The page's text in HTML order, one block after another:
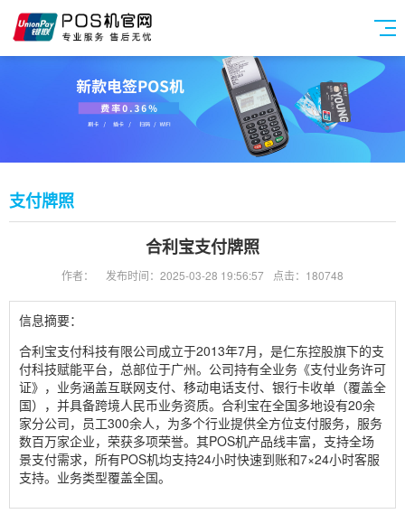
支付牌照
合利宝支付牌照
作者： 发布时间：2025-03-28 19:56:57 点击：180748
信息摘要：
合利宝支付科技有限公司成立于2013年7月，是仁东控股旗下的支
付科技赋能平台，总部位于广州。公司持有全业务《支付业务许可
证》，业务涵盖互联网支付、移动电话支付、银行卡收单（覆盖全
国），并具备跨境人民币业务资质。合利宝在全国多地设有20余
家分公司，员工300余人，为多个行业提供全方位支付服务，服务
数百万家企业，荣获多项荣誉。其POS机产品线丰富，支持全场
景支付需求，所有POS机均支持24小时快速到账和7×24小时客服
支持。业务类型覆盖全国。